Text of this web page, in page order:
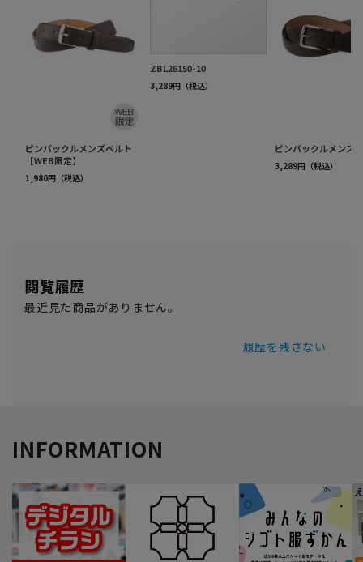
閲覧履歴
最近見た商品がありません。
履歴を残さない
INFORMATION